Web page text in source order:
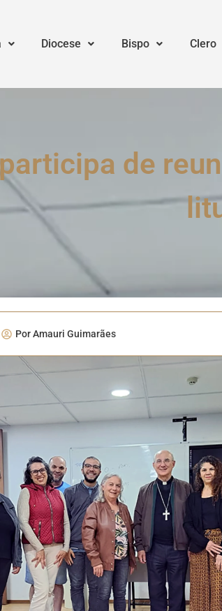
Diocese Bispo Clero
de
PorAmauri Guimarães